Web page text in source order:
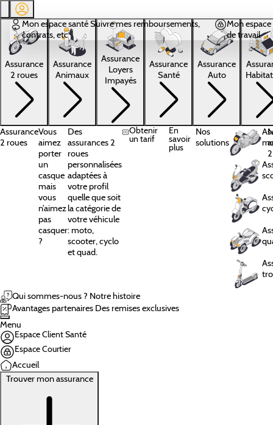
Aller au contenu principal
Mon espace santéSuivre mes remboursements,
contrats, etc
Mon
de travail
Assurance
2 roues
Assurance
Animaux
Assurance
Loyers
Impayés
Assurance
Santé
Assurance
Auto
Assurance
2 roues
Vous
aimez
porter
un
casque
mais
vous
n’aimez
pas
casquer
?
Des
assurances 2
roues
personnalisées
adaptées à
votre profil
quelle que soit
la catégorie de
votre véhicule
: moto,
scooter, cyclo
et quad.
Obtenir
un tarif
En
savoir
plus
Nos
solutions
Qui sommes-nous ? Notre histoire
Avantages partenaires Des remises exclusives
Menu
Espace Client Santé
Espace Courtier
Accueil
Trouver mon assurance